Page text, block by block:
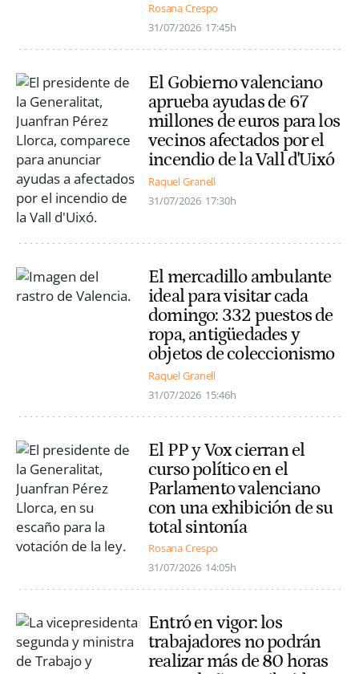
Rosana Crespo
31/07/2026 17:45h
El Gobierno valenciano
aprueba ayudas de 67
millones de euros para los
vecinos afectados por el
incendio de la Vall d'Uixó
Raquel Granell
31/07/2026 17:30h
El mercadillo ambulante
ideal para visitar cada
domingo: 332 puestos de
ropa, antigüedades y
objetos de coleccionismo
Raquel Granell
31/07/2026 15:46h
El PP y Vox cierran el
curso político en el
Parlamento valenciano
con una exhibición de su
total sintonía
Rosana Crespo
31/07/2026 14:05h
Entró en vigor: los
trabajadores no podrán
realizar más de 80 horas